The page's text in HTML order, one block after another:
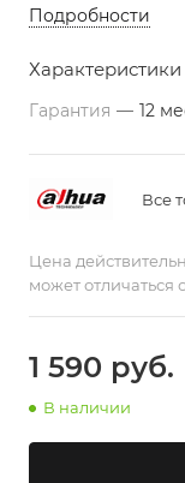
Подробности
Характеристики
Гарантия — 12
Все
Цена
может отличаться
1 590 руб.
В наличии